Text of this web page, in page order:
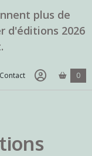
plus de
d'éditions 2026
Contact 0